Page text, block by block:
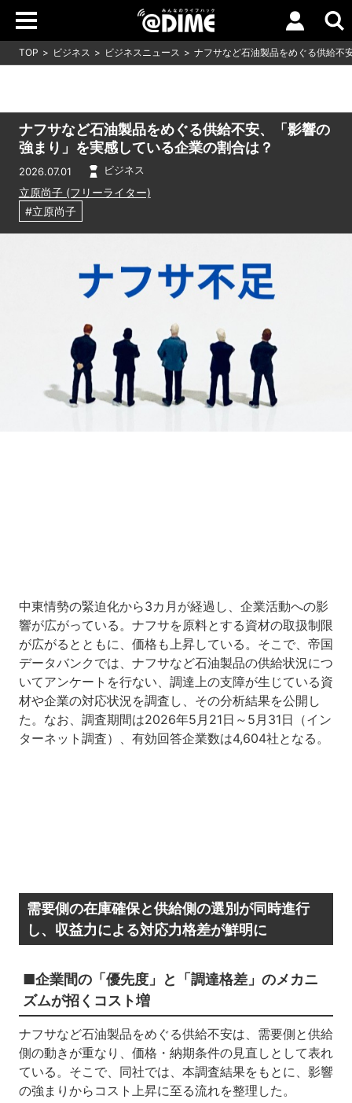
TOP ビジネス ビジネスニュース ナフサなど石油製品をめぐる供給不
ナフサなど石油製品をめぐる供給不安、「影響の
強まり」を実感している企業の割合は？
2026.07.01 ビジネス
立原尚子 (フリーライター)
#立原尚子
中東情勢の緊迫化から3カ月が経過し、企業活動への影
響が広がっている。ナフサを原料とする資材の取扱制限
が広がるとともに、価格も上昇している。そこで、帝国
データバンクでは、ナフサなど石油製品の供給状況につ
いてアンケートを行ない、調達上の支障が生じている資
材や企業の対応状況を調査し、その分析結果を公開し
た。なお、調査期間は2026年5月21日～5月31日（イン
ターネット調査）、有効回答企業数は4,604社となる。
需要側の在庫確保と供給側の選別が同時進行
し、収益力による対応力格差が鮮明に
■企業間の「優先度」と「調達格差」のメカニ
ズムが招くコスト増
ナフサなど石油製品をめぐる供給不安は、需要側と供給
側の動きが重なり、価格・納期条件の見直しとして表れ
ている。そこで、同社では、本調査結果をもとに、影響
の強まりからコスト上昇に至る流れを整理した。